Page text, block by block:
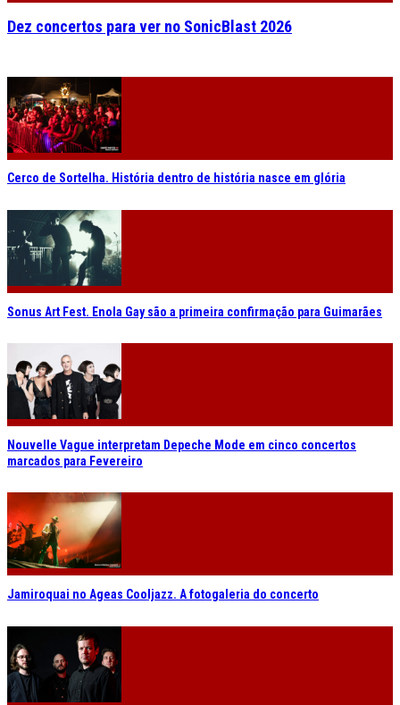
Dez concertos para ver no SonicBlast 2026
Cerco de Sortelha. História dentro de história nasce em glória
Sonus Art Fest. Enola Gay são a primeira confirmação para Guimarães
Nouvelle Vague interpretam Depeche Mode em cinco concertos
marcados para Fevereiro
Jamiroquai no Ageas Cooljazz. A fotogaleria do concerto